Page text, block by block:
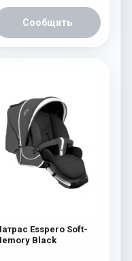
Сообщить
Esspero Soft-
Memory Black